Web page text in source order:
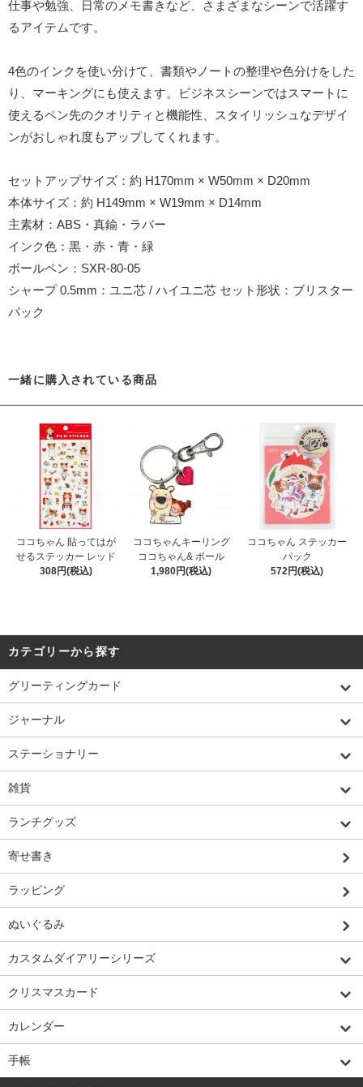
仕事や勉強、日常のメモ書きなど、さまざまなシーンで活躍す
るアイテムです。
4色のインクを使い分けて、書類やノートの整理や色分けをした
り、マーキングにも使えます。ビジネスシーンではスマートに
使えるペン先のクオリティと機能性、スタイリッシュなデザイ
ンがおしゃれ度もアップしてくれます。
セットアップサイズ：約 H170mm × W50mm × D20mm
本体サイズ：約 H149mm × W19mm × D14mm
主素材：ABS・真鍮・ラバー
インク色：黒・赤・青・緑
ボールペン：SXR-80-05
シャープ 0.5mm：ユニ芯 / ハイユニ芯 セット形状：ブリスター
パック
一緒に購入されている商品
ココちゃん 貼ってはが
せるステッカー レッド
308円(税込)
ココちゃんキーリング
ココちゃん& ポール
1,980円(税込)
ココちゃん ステッカー
パック
572円(税込)
カテゴリーから探す
グリーティングカード
ジャーナル
ステーショナリー
雑貨
ランチグッズ
寄せ書き
ラッピング
ぬいぐるみ
カスタムダイアリーシリーズ
クリスマスカード
カレンダー
手帳